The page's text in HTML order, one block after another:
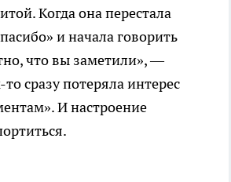
Когда она перестала
и начала говорить
что вы заметили», —
то сразу потеряла интерес
И настроение